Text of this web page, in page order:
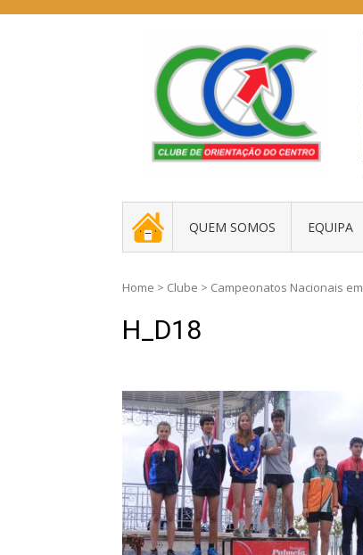
COC –
Da
. _ . QUEM SOMOS EQUIPA
Home > Clube > Campeonatos Nacionais
H_D18